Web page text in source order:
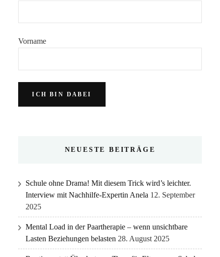
Vorname
NEUESTE BEITRÄGE
Schule ohne Drama! Mit diesem Trick wird’s leichter.
Interview mit Nachhilfe-Expertin Anela 12. September
2025
Mental Load in der Paartherapie – wenn unsichtbare
Lasten Beziehungen belasten 28. August 2025